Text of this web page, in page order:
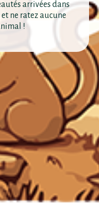
arrivées dans
ne ratez aucune
!